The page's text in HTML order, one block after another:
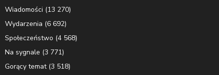
Wiadomości (13 270)
Wydarzenia (6 692)
Społeczeństwo (4 568)
Na sygnale (3 771)
Gorący temat(3 518)